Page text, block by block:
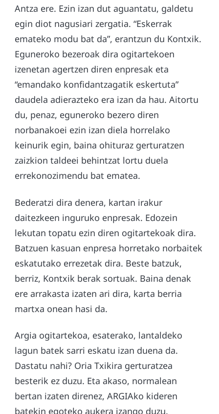
Antza ere. Ezin izan dut aguantatu, galdetu
egin diot nagusiari zergatia. “Eskerrak
emateko modu bat da”, erantzun du Kontxik.
Eguneroko bezeroak dira ogitartekoen
izenetan agertzen diren enpresak eta
“emandako konfidantzagatik eskertuta”
daudela adierazteko era izan da hau. Aitortu
du, penaz, eguneroko bezero diren
norbanakoei ezin izan diela horrelako
keinurik egin, baina ohituraz gerturatzen
zaizkion taldeei behintzat lortu duela
errekonozimendu bat ematea.
Bederatzi dira denera, kartan irakur
daitezkeen inguruko enpresak. Edozein
lekutan topatu ezin diren ogitartekoak dira.
Batzuen kasuan enpresa horretako norbaitek
eskatutako errezetak dira. Beste batzuk,
berriz, Kontxik berak sortuak. Baina denak
ere arrakasta izaten ari dira, karta berria
martxa onean hasi da.
Argia ogitartekoa, esaterako, lantaldeko
lagun batek sarri eskatu izan duena da.
Dastatu nahi? Oria Txikira gerturatzea
besterik ez duzu. Eta akaso, normalean
bertan izaten direnez, ARGIAko kideren
batekin egoteko aukera izango duzu.